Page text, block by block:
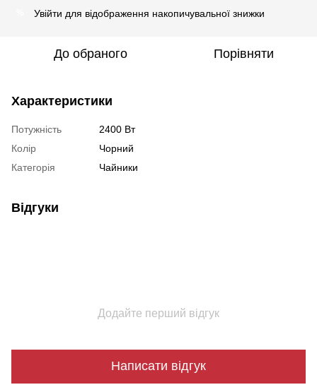
Увійти для відображення накопичувальної знижки
До обраного Порівняти
Характеристики
Потужність
2400 Вт
Колір
Чорний
Категорія
Чайники
Відгуки
Додайте перший відгук
Написати відгук